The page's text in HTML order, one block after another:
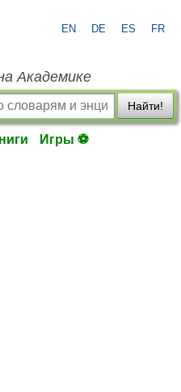
EN DE ES FR
Академике
Найти!
Игры ⚽